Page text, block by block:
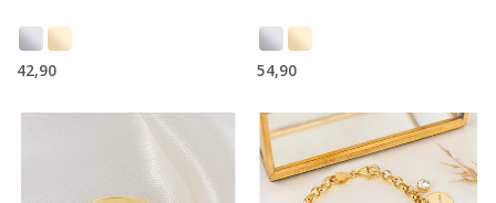
42,90 54,90